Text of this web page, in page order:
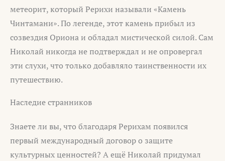
метеорит, который Рерихи называли «Камень
Чинтамани». По легенде, этот камень прибыл из
созвездия Ориона и обладал мистической силой. Сам
Николай никогда не подтверждал и не опровергал
эти слухи, что только добавляло таинственности их
путешествию.
Наследие странников
Знаете ли вы, что благодаря Рерихам появился
первый международный договор о защите
культурных ценностей? А ещё Николай придумал